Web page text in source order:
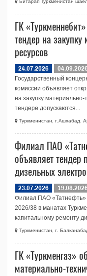
Битарап Туркменистан
ГК
тендер на закупку
ресурсов
24.07.2026
Государственный
комиссии объявляет
на закупку материально-
тендере допускаются...
Туркменистан, г.Ашхабад,
Филиал ПАО
объявляет тендер
дизельных
23.07.2026
Филиал ПАО «Татнефть»
2026/38 в манатах
капитальному ремонту
Туркменистан, г.
ГК «Туркменгаз»
материально-